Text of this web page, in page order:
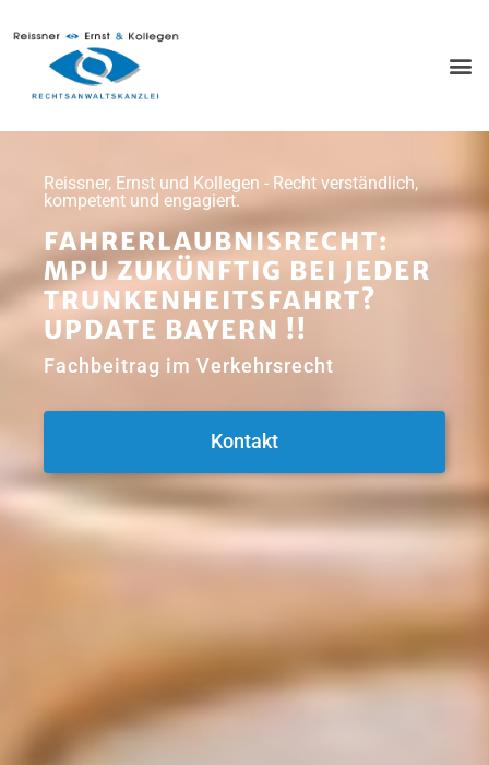
Reissner, Ernst und Kollegen - Recht verständlich,
kompetent und engagiert.
FAHRERLAUBNISRECHT:
MPU ZUKÜNFTIG BEI JEDER
TRUNKENHEITSFAHRT?
UPDATE BAYERN !!
Fachbeitrag im Verkehrsrecht
Kontakt